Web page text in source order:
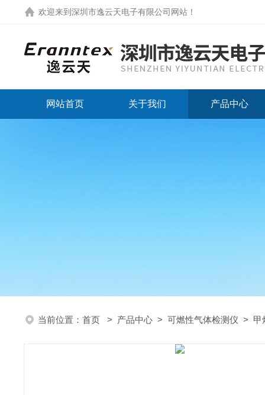
欢迎来到 深圳市逸云天电子有限公司网站 ！
网站首页 关于我们 产品中心
当前位置： 首页 > 产品中心 > 可燃性气体检测仪 > 甲